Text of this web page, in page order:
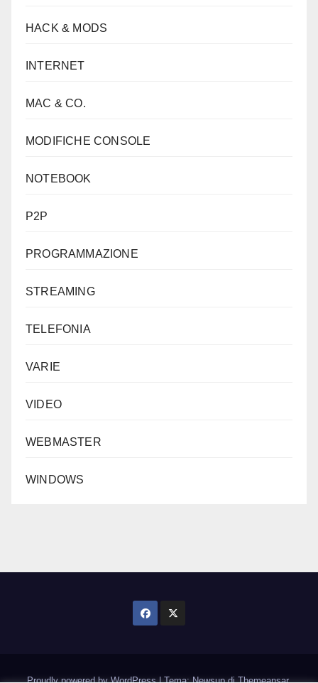
HACK & MODS
INTERNET
MAC & CO.
MODIFICHE CONSOLE
NOTEBOOK
P2P
PROGRAMMAZIONE
STREAMING
TELEFONIA
VARIE
VIDEO
WEBMASTER
WINDOWS
Proudly powered by WordPress|Tema: Newsup diThemeansar.